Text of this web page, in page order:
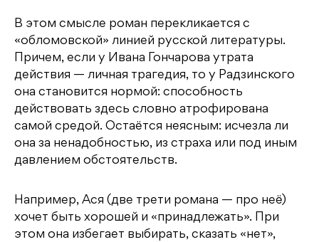
В этом смысле роман перекликается с
«обломовской» линией русской литературы.
Причем, если у Ивана Гончарова утрата
действия — личная трагедия, то у Радзинского
она становится нормой: способность
действовать здесь словно атрофирована
самой средой. Остаётся неясным: исчезла ли
она за ненадобностью, из страха или под иным
давлением обстоятельств.
Например, Ася (две трети романа — про неё)
хочет быть хорошей и «принадлежать». При
этом она избегает выбирать, сказать «нет»,